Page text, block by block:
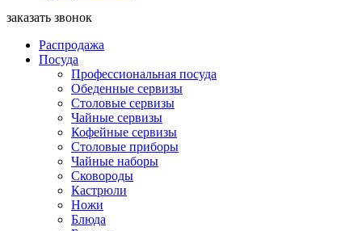
заказать звонок
Распродажа
Посуда
Профессиональная посуда
Обеденные сервизы
Столовые сервизы
Чайные сервизы
Кофейные сервизы
Столовые приборы
Чайные наборы
Сковороды
Кастрюли
Ножи
Блюда